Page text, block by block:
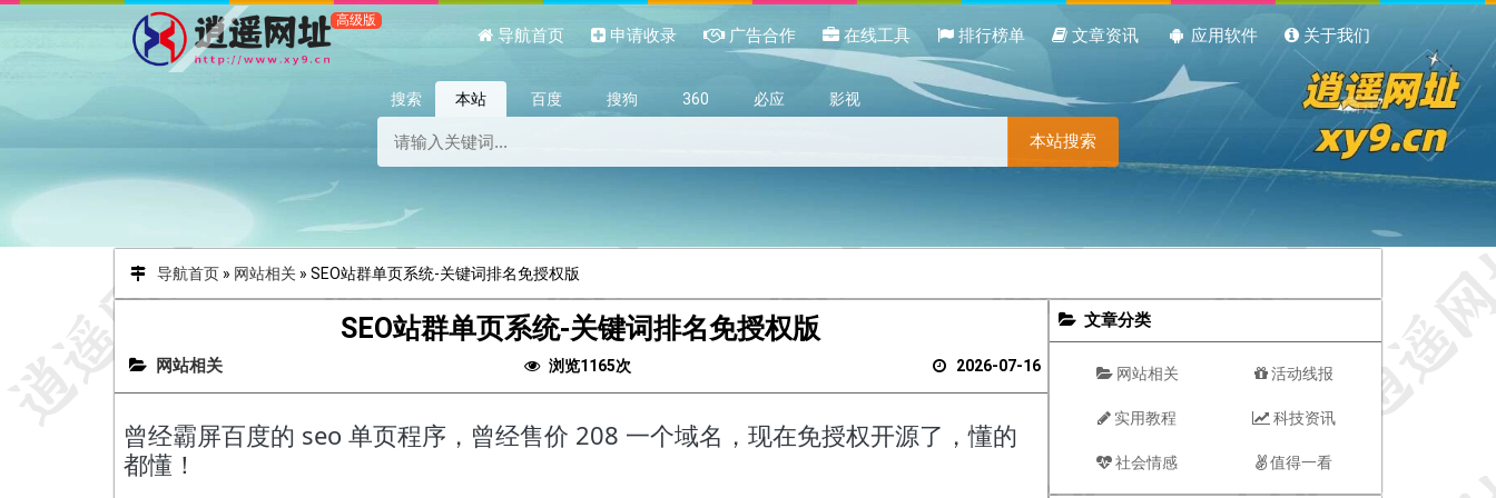
导航首页 申请收录 广告合作 在线工具 排行榜单 文章资讯 应用软件 关于我们
搜索 本站 百度 搜狗 360 必应 影视
本站搜索
导航首页» 网站相关» SEO站群单页系统-关键词排名免授权版
SEO站群单页系统-关键词排名免授权版
网站相关 浏览1165次 2026-07-16
曾经霸屏百度的 seo 单页程序，曾经售价 208 一个域名，现在免授权开源了，懂的
都懂！
文章分类
网站相关 活动线报
实用教程 科技资讯
社会情感 值得一看